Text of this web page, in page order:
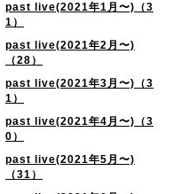
past live(2021年1月〜)（3
1）
past live(2021年2月〜)
（28）
past live(2021年3月〜)（3
1）
past live(2021年4月〜)（3
0）
past live(2021年5月〜)
（31）